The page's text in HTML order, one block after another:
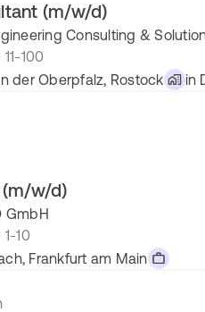
(m/w/d)
Consulting &
100
der Oberpfalz, Rostock
in
w/d)
GmbH
10
Frankfurt am Main